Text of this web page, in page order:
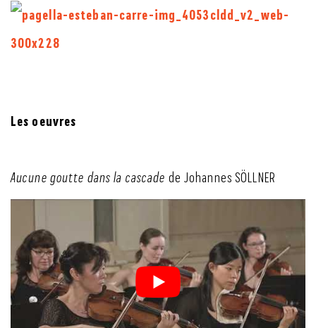
Les oeuvres
Aucune goutte dans la cascade de Johannes SÖLLNER